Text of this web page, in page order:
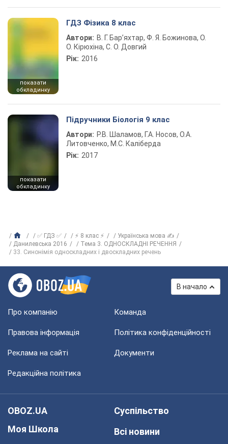
показати
обкладинку
ГДЗ Фізика 8 клас
Автори: В. Г. Бар’яхтар, Ф. Я. Божинова, О.
О. Кірюхіна, С. О. Довгий
Рік: 2016
показати
обкладинку
Підручники Біологія 9 клас
Автори: Р.В. Шаламов, Г.А. Носов, О.А.
Литовченко, М.С. Каліберда
Рік: 2017
✅ ГДЗ ✅ ⚡ 8 клас ⚡
Українська мова ✍
Данилевська 2016
Тема 3. ОДНОСКЛАДНІ РЕЧЕННЯ
33. Синонімія односкладних і двоскладних речень
В начало
Про компанію Команда
Правова інформація Політика конфіденційності
Реклама на сайті Документи
Редакційна політика
OBOZ.UA
Моя Школа
Суспільство
Всі новини